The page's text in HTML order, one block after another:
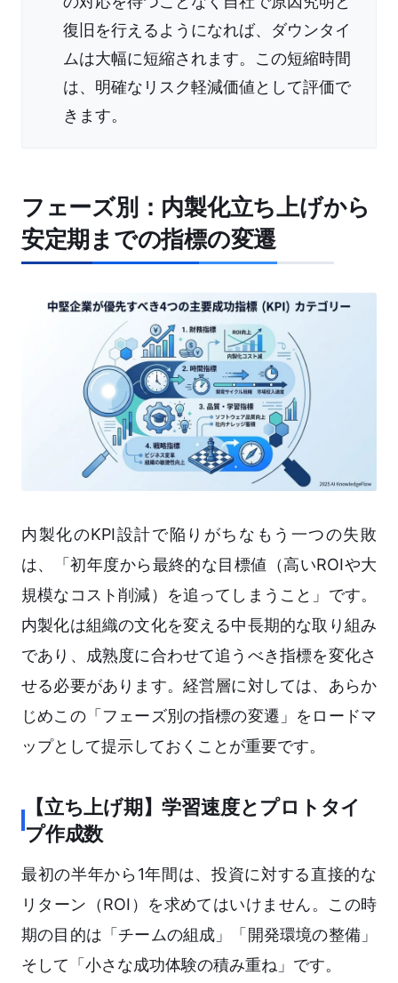
復旧を行えるようになれば、ダウンタイ
ムは大幅に短縮されます。この短縮時間
は、明確なリスク軽減価値として評価で
きます。
フェーズ別：内製化立ち上げから
安定期までの指標の変遷
内製化のKPI設計で陥りがちなもう一つの失敗
は、「初年度から最終的な目標値（高いROIや大
規模なコスト削減）を追ってしまうこと」です。
内製化は組織の文化を変える中長期的な取り組み
であり、成熟度に合わせて追うべき指標を変化さ
せる必要があります。経営層に対しては、あらか
じめこの「フェーズ別の指標の変遷」をロードマ
ップとして提示しておくことが重要です。
【立ち上げ期】学習速度とプロトタイ
プ作成数
最初の半年から1年間は、投資に対する直接的な
リターン（ROI）を求めてはいけません。この時
期の目的は「チームの組成」「開発環境の整備」
そして「小さな成功体験の積み重ね」です。